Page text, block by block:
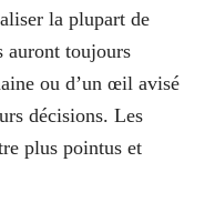
la plupart de
auront toujours
ou d’un œil avisé
décisions. Les
plus pointus et